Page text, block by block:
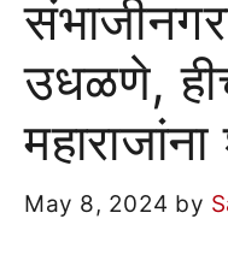
उधळणे,
May 8, 2024 by